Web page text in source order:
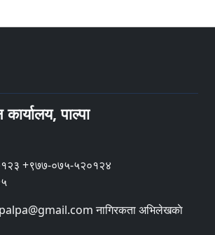
पाल्पा
+९७७-०७५-५२०१२४
नागिरकता अभिलेखकाे